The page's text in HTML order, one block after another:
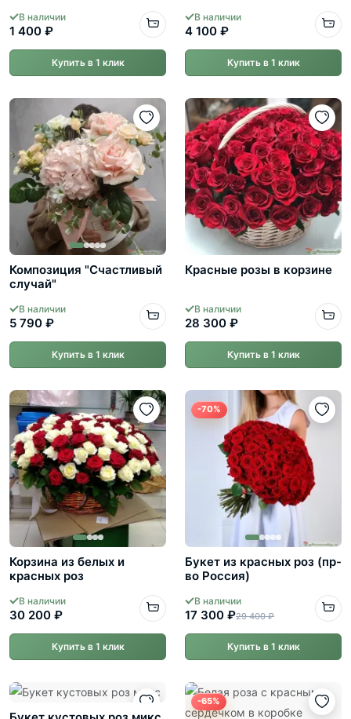
В наличии
1 400 ₽
Купить в 1 клик
В наличии
4 100 ₽
Купить в 1 клик
Композиция "Счастливый
случай"
В наличии
5 790 ₽
Купить в 1 клик
Красные розы в корзине
В наличии
28 300 ₽
Купить в 1 клик
Корзина из белых и
красных роз
В наличии
30 200 ₽
Купить в 1 клик
-70%
Букет из красных роз (пр-
во Россия)
В наличии
17 300 ₽29 400 ₽
Купить в 1 клик
-65%